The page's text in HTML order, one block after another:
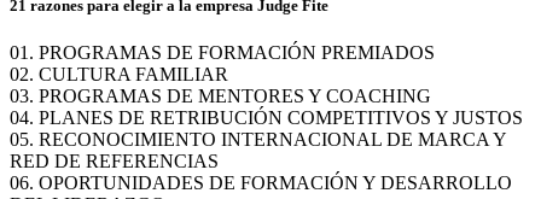
21 razones para elegir a la empresa Judge Fite
01. PROGRAMAS DE FORMACIÓN PREMIADOS
02. CULTURA FAMILIAR
03. PROGRAMAS DE MENTORES Y COACHING
04. PLANES DE RETRIBUCIÓN COMPETITIVOS Y JUSTOS
05. RECONOCIMIENTO INTERNACIONAL DE MARCA Y
RED DE REFERENCIAS
06. OPORTUNIDADES DE FORMACIÓN Y DESARROLLO